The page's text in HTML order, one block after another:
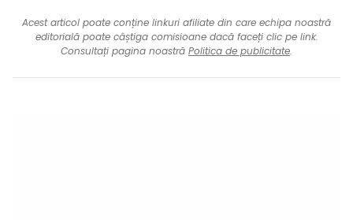
Acest articol poate conține linkuri afiliate din care echipa noastră
editorială poate câștiga comisioane dacă faceți clic pe link.
Consultați pagina noastră Politica de publicitate.